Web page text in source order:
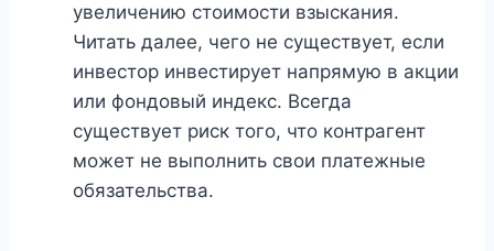
увеличению стоимости взыскания.
Читать далее, чего не существует, если
инвестор инвестирует напрямую в акции
или фондовый индекс. Всегда
существует риск того, что контрагент
может не выполнить свои платежные
обязательства.